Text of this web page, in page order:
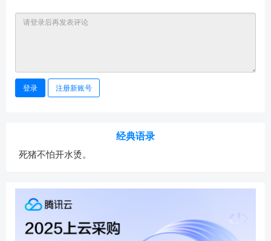
登录 注册新账号
经典语录
死猪不怕开水烫。